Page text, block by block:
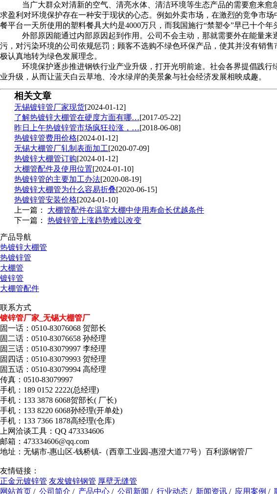
当广大群众对清新的空气、清亮水体、清洁环境等生态产品的需要愈来
求盈利对环境保护存在一种安于现状的心态。例如外卖市场，在激烈的竞争市
餐平台一天所使用的塑料餐具大约是4000万只，而我国施行“禁塑令”早已十个年
外部原因能通过内部原因起到作用。公司不会主动，那就需要外在能量
污，对污染环境的公司依规惩罚；顾客不选购不绿色环保产品，使其并没有销
极认真地转为绿色发展理念。
环境保护逐步推进钢铁行业产业升级，打开光明前途。社会各界提倡践
业升级，从而让蓝天白云草地、冷水绿岸的美景象与社会经济发展相映成趣。
相关文章
无锡镀锌管厂家现货[2024-01-12]
了解热镀锌大棚管在硬度方面有哪…[2017-05-22]
昨日上午热镀锌管市场疯狂拉涨，…[2018-06-08]
热镀锌管费用价格[2024-01-12]
无锡大棚管厂轧制表面加工[2020-07-09]
热镀锌大棚管订购[2024-01-12]
大棚管配件及使用位置[2024-01-10]
热镀锌管的主要加工办法[2020-08-19]
热镀锌大棚管为什么容易折叠[2020-06-15]
热镀锌管安装价格[2024-01-10]
上一篇： 大棚管配件在温室大棚中使用寿命长优越条件
下一篇： 热镀锌管上涨趋势难以改变
产品导航
热镀锌大棚管
热镀锌管
大棚管
镀锌管
大棚管配件
联系方式
镀锌管厂家_无锡大棚管厂
固一话：0510-83076068 贺部长
固二话：0510-83076658 孙经理
固三话：0510-83079997 李经理
固四话：0510-83079993 贺经理
固五话：0510-83079994 高经理
传真：0510-83079997
手机：189 0152 2222(总经理)
手机：133 3878 6068贺部长( 厂长)
手机：133 8220 6068孙经理(开单处)
手机：133 7366 1878高经理(仓库)
上网洽谈工具：QQ 473334606
邮箱：473334606@qq.com
地址：无锡市-惠山区-钱桥镇-（西章工业园-惠澄大道77号）百利源钢管厂
友情链接：
正金元镀锌管 友发镀锌钢管 厚壁无缝管
网站首页 / 公司简介 / 产品中心 / 公司新闻 / 行业动态 / 新闻资讯 / 应用案例 /